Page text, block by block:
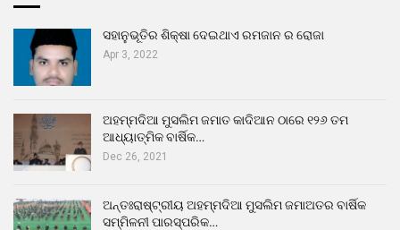
ସହାନୁଭୂତିର ଶିକ୍ଷା ଦେଇଥାଏ ରମଜାନ ର ରୋଜା
Apr 3, 2022
ଅହମ୍ମଦିଆ ମୁସଲିମ ଜମାତ କାଦିଆନ ଠାରେ ୧୨୬ ତମ
ଆଧ୍ୟାତ୍ମିକ ବାର୍ଷିକ…
Dec 26, 2021
ଅନ୍ତଃରାଷ୍ଟ୍ରୀୟ ଅହମ୍ମଦିଆ ମୁସଲିମ ଜମାଅତର ବାର୍ଷିକ
ସମ୍ମିଳନୀ ପାରସ୍ପରିକ…